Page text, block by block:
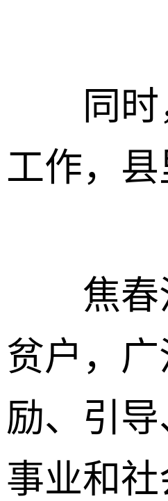
同时，
工作，
焦春江
贫户，
励、引
事业和